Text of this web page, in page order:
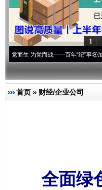
1
党而战——百年“纪”事⑧加强纪律..·[视
首页 » 财经/企业公司
全面绿